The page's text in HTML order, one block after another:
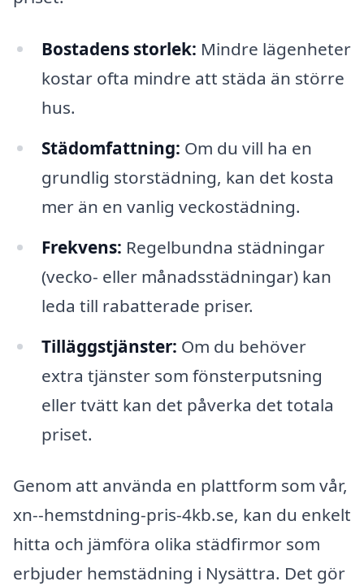
Bostadens storlek: Mindre lägenheter
kostar ofta mindre att städa än större
hus.
Städomfattning: Om du vill ha en
grundlig storstädning, kan det kosta
mer än en vanlig veckostädning.
Frekvens: Regelbundna städningar
(vecko- eller månadsstädningar) kan
leda till rabatterade priser.
Tilläggstjänster: Om du behöver
extra tjänster som fönsterputsning
eller tvätt kan det påverka det totala
priset.
Genom att använda en plattform som vår,
xn--hemstdning-pris-4kb.se, kan du enkelt
hitta och jämföra olika städfirmor som
erbjuder hemstädning i Nysättra. Det gör